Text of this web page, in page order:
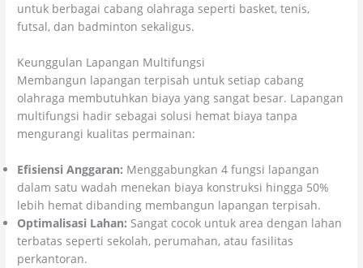
untuk berbagai cabang olahraga seperti basket, tenis,
futsal, dan badminton sekaligus.
Keunggulan Lapangan Multifungsi
Membangun lapangan terpisah untuk setiap cabang
olahraga membutuhkan biaya yang sangat besar. Lapangan
multifungsi hadir sebagai solusi hemat biaya tanpa
mengurangi kualitas permainan:
Efisiensi Anggaran: Menggabungkan 4 fungsi lapangan
dalam satu wadah menekan biaya konstruksi hingga 50%
lebih hemat dibanding membangun lapangan terpisah.
Optimalisasi Lahan: Sangat cocok untuk area dengan lahan
terbatas seperti sekolah, perumahan, atau fasilitas
perkantoran.